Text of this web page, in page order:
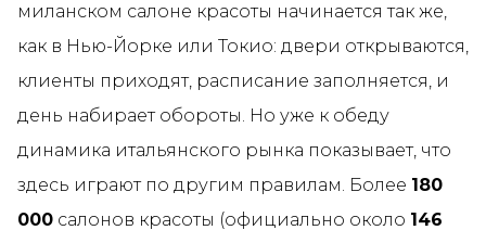
миланском салоне красоты начинается так же,
как в Нью-Йорке или Токио: двери открываются,
клиенты приходят, расписание заполняется, и
день набирает обороты. Но уже к обеду
динамика итальянского рынка показывает, что
здесь играют по другим правилам. Более 180
000 салонов красоты (официально около 146